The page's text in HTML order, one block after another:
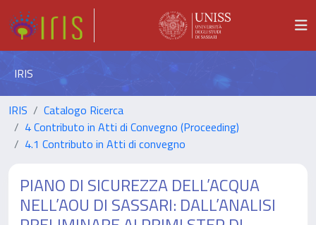
IRIS
IRIS
Catalogo Ricerca
4 Contributo in Atti di Convegno (Proceeding)
4.1 Contributo in Atti di convegno
PIANO DI SICUREZZA DELL’ACQUA
NELL’AOU DI SASSARI: DALL’ANALISI